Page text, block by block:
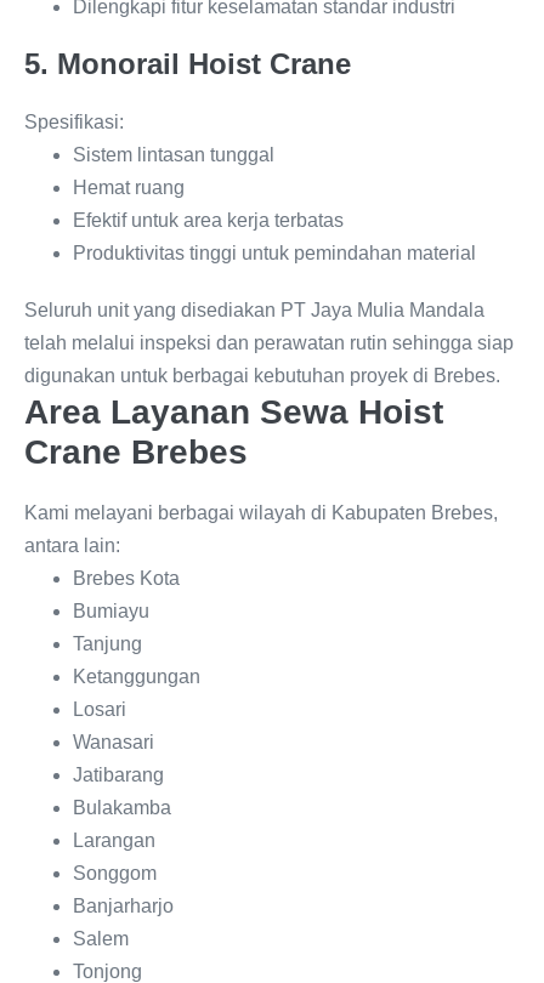
Dilengkapi fitur keselamatan standar industri
5. Monorail Hoist Crane
Spesifikasi:
Sistem lintasan tunggal
Hemat ruang
Efektif untuk area kerja terbatas
Produktivitas tinggi untuk pemindahan material
Seluruh unit yang disediakan PT Jaya Mulia Mandala
telah melalui inspeksi dan perawatan rutin sehingga siap
digunakan untuk berbagai kebutuhan proyek di Brebes.
Area Layanan Sewa Hoist
Crane Brebes
Kami melayani berbagai wilayah di Kabupaten Brebes,
antara lain:
Brebes Kota
Bumiayu
Tanjung
Ketanggungan
Losari
Wanasari
Jatibarang
Bulakamba
Larangan
Songgom
Banjarharjo
Salem
Tonjong